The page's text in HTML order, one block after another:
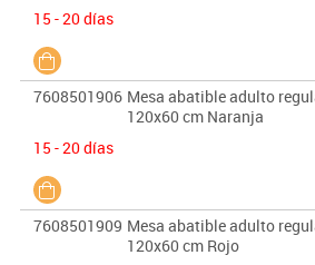
15 - 20 días
7608501906 Mesa abatible adulto
120x60 cm Naranja
15 - 20 días
7608501909 Mesa abatible adulto
120x60 cm Rojo